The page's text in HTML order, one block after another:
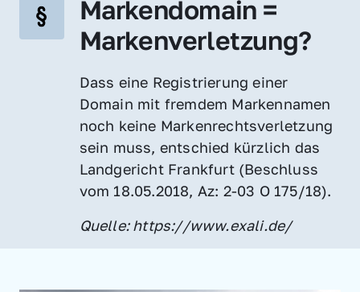
Markendomain =
Markenverletzung?
Dass eine Registrierung einer
Domain mit fremdem Markennamen
noch keine Markenrechtsverletzung
sein muss, entschied kürzlich das
Landgericht Frankfurt (Beschluss
vom 18.05.2018, Az: 2-03 O 175/18).
Quelle: https://www.exali.de/